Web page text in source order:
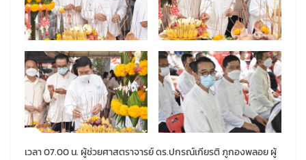
เวลา 07.00 น. ผู้ช่วยศาสตราจารย์ ดร.ปกรณ์เกียรติ ภูกองพลอย ผู้